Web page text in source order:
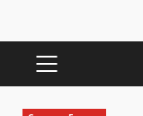
PRIMARY